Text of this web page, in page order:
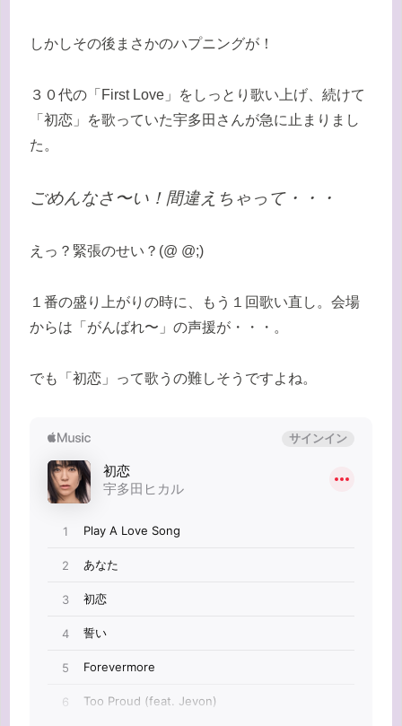
しかしその後まさかのハプニングが！
３０代の「First Love」をしっとり歌い上げ、続けて
「初恋」を歌っていた宇多田さんが急に止まりまし
た。
ごめんなさ〜い！間違えちゃって・・・
えっ？緊張のせい？(@ @;)
１番の盛り上がりの時に、もう１回歌い直し。会場
からは「がんばれ〜」の声援が・・・。
でも「初恋」って歌うの難しそうですよね。